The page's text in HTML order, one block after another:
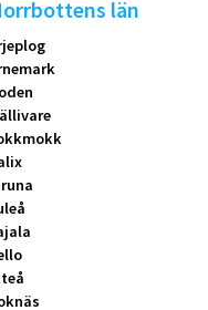
län